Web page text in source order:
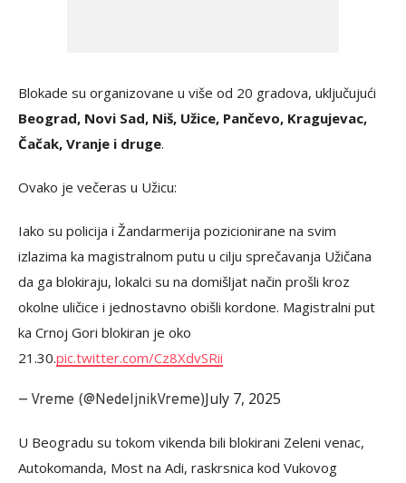
Blokade su organizovane u više od 20 gradova, uključujući
Beograd, Novi Sad, Niš, Užice, Pančevo, Kragujevac,
Čačak, Vranje i druge.
Ovako je večeras u Užicu:
Iako su policija i Žandarmerija pozicionirane na svim
izlazima ka magistralnom putu u cilju sprečavanja Užičana
da ga blokiraju, lokalci su na domišljat način prošli kroz
okolne uličice i jednostavno obišli kordone. Magistralni put
ka Crnoj Gori blokiran je oko
21.30.pic.twitter.com/Cz8XdvSRii
— Vreme (@NedeljnikVreme)July 7, 2025
U Beogradu su tokom vikenda bili blokirani Zeleni venac,
Autokomanda, Most na Adi, raskrsnica kod Vukovog